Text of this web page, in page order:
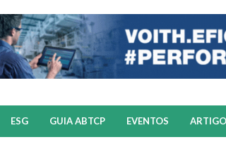
ESG GUIA ABTCP EVENTOS